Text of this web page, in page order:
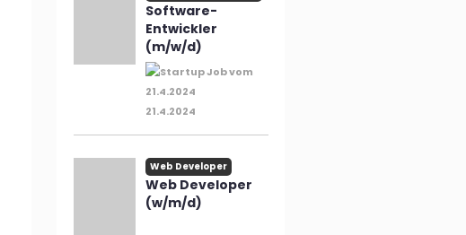
Software-
Entwickler
(m/w/d)
21.4.2024
Web Developer
Web Developer
(w/m/d)